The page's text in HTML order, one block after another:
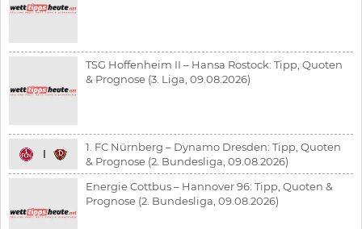
TSG Hoffenheim II – Hansa Rostock: Tipp, Quoten
& Prognose (3. Liga, 09.08.2026)
1. FC Nürnberg – Dynamo Dresden: Tipp, Quoten
& Prognose (2. Bundesliga, 09.08.2026)
Energie Cottbus – Hannover 96: Tipp, Quoten &
Prognose (2. Bundesliga, 09.08.2026)